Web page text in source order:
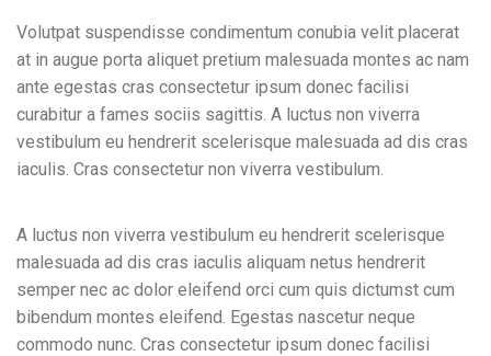
Volutpat suspendisse condimentum conubia velit placerat
at in augue porta aliquet pretium malesuada montes ac nam
ante egestas cras consectetur ipsum donec facilisi
curabitur a fames sociis sagittis. A luctus non viverra
vestibulum eu hendrerit scelerisque malesuada ad dis cras
iaculis. Cras consectetur non viverra vestibulum.
A luctus non viverra vestibulum eu hendrerit scelerisque
malesuada ad dis cras iaculis aliquam netus hendrerit
semper nec ac dolor eleifend orci cum quis dictumst cum
bibendum montes eleifend. Egestas nascetur neque
commodo nunc. Cras consectetur ipsum donec facilisi